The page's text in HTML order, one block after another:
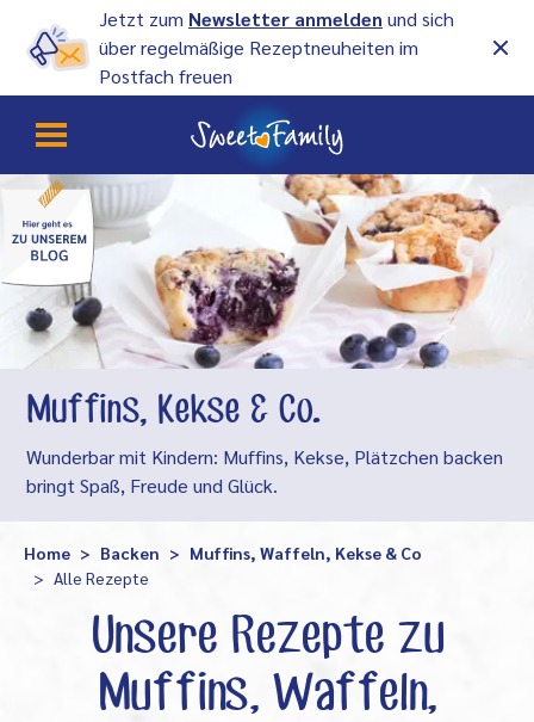
Jetzt zum Newsletter anmelden und sich
über regelmäßige Rezeptneuheiten im
Postfach freuen
Muffins, Kekse & Co.
Wunderbar mit Kindern: Muffins, Kekse, Plätzchen backen
bringt Spaß, Freude und Glück.
Home Backen
Muffins, Waffeln, Kekse & Co
Alle Rezepte
Unsere Rezepte zu
Muffins, Waffeln,